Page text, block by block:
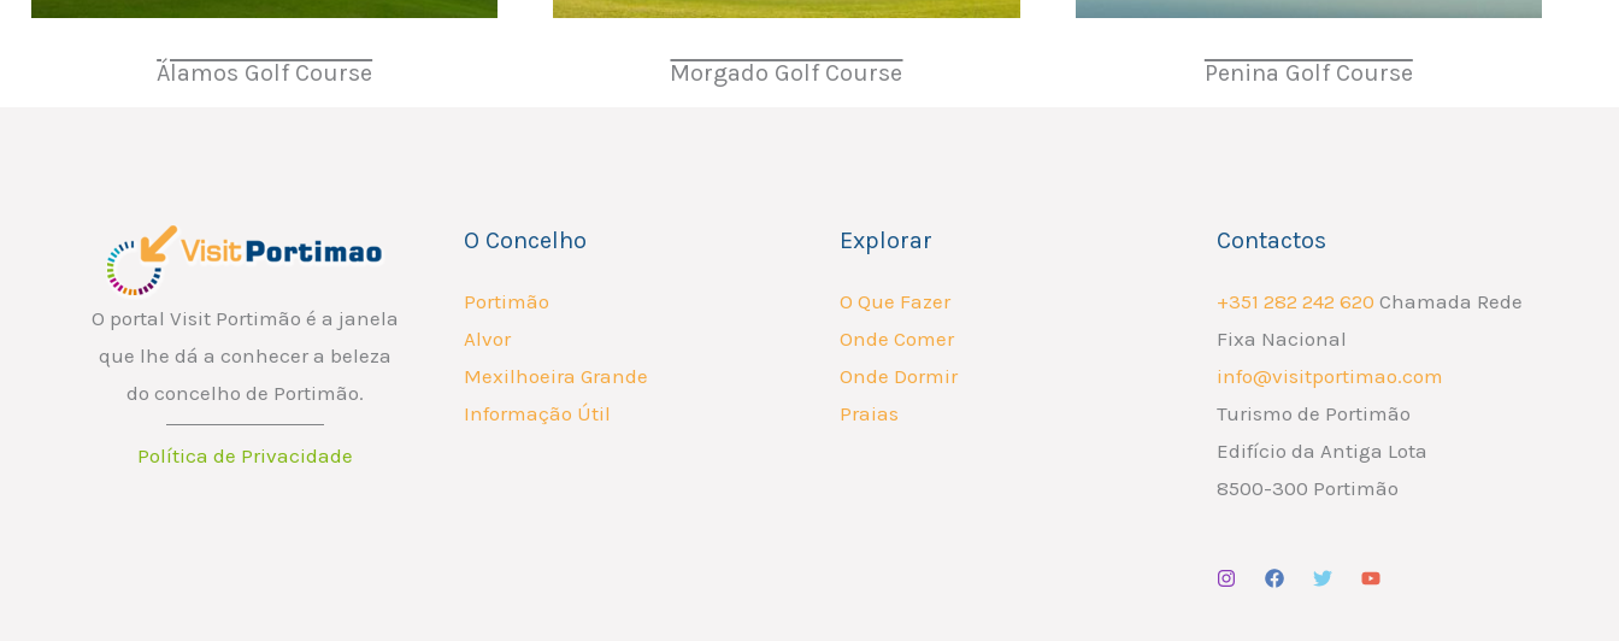
Álamos Golf Course Morgado Golf Course Penina Golf Course
O portal Visit Portimão é a janela
que lhe dá a conhecer a beleza
do concelho de Portimão.
Política de Privacidade
O Concelho
Portimão
Alvor
Mexilhoeira Grande
Informação Útil
Explorar
O Que Fazer
Onde Comer
Onde Dormir
Praias
Contactos
+351 282 242 620 Chamada Rede
Fixa Nacional
info@visitportimao.com
Turismo de Portimão
Edifício da Antiga Lota
8500-300 Portimão